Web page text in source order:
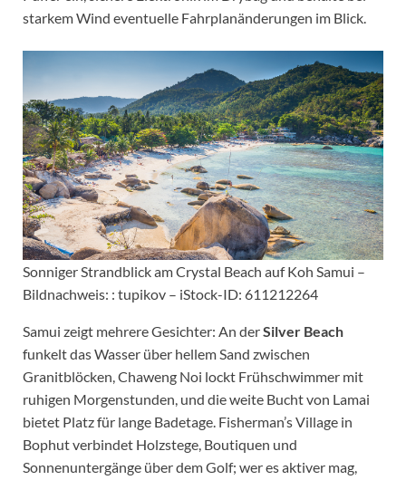
starkem Wind eventuelle Fahrplanänderungen im Blick.
Sonniger Strandblick am Crystal Beach auf Koh Samui –
Bildnachweis: : tupikov – iStock-ID: 611212264
Samui zeigt mehrere Gesichter: An derSilver Beach
funkelt das Wasser über hellem Sand zwischen
Granitblöcken, Chaweng Noi lockt Frühschwimmer mit
ruhigen Morgenstunden, und die weite Bucht von Lamai
bietet Platz für lange Badetage. Fisherman’s Village in
Bophut verbindet Holzstege, Boutiquen und
Sonnenuntergänge über dem Golf; wer es aktiver mag,